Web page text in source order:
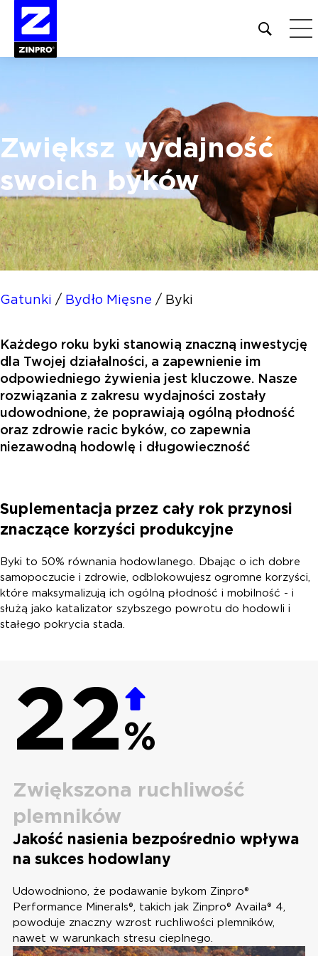
Open
site
search
Szukaj:
Zwiększ wydajność
swoich byków
Gatunki / Bydło Mięsne / Byki
Każdego roku byki stanowią znaczną inwestycję
dla Twojej działalności, a zapewnienie im
odpowiedniego żywienia jest kluczowe. Nasze
rozwiązania z zakresu wydajności zostały
udowodnione, że poprawiają ogólną płodność
oraz zdrowie racic byków, co zapewnia
niezawodną hodowlę i długowieczność
Suplementacja przez cały rok przynosi
znaczące korzyści produkcyjne
Byki to 50% równania hodowlanego. Dbając o ich dobre
samopoczucie i zdrowie, odblokowujesz ogromne korzyści,
które maksymalizują ich ogólną płodność i mobilność - i
służą jako katalizator szybszego powrotu do hodowli i
stałego pokrycia stada.
22%
Zwiększona ruchliwość
plemników
Jakość nasienia bezpośrednio wpływa
na sukces hodowlany
Udowodniono, że podawanie bykom Zinpro®
Performance Minerals®, takich jak Zinpro® Availa® 4,
powoduje znaczny wzrost ruchliwości plemników,
nawet w warunkach stresu cieplnego.